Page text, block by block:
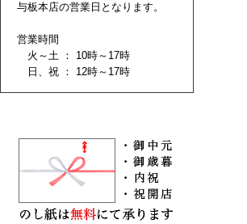
与板本店の営業日となります。
営業時間
火～土 ： 10時～17時
日、祝 ： 12時～17時